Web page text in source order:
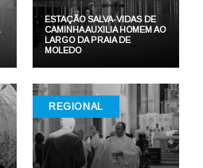
ESTAÇÃO SALVA-VIDAS DE
CAMINHA AUXILIA HOMEM AO
LARGO DA PRAIA DE
MOLEDO
REGIONAL